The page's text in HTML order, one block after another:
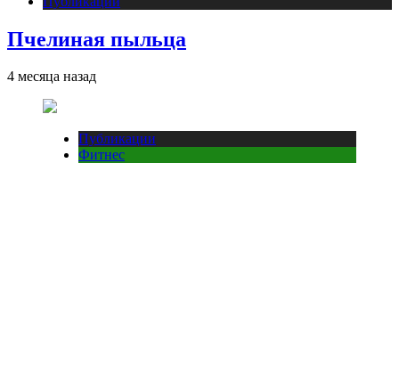
Пчелиная пыльца
4 месяца назад
Публикации
Фитнес